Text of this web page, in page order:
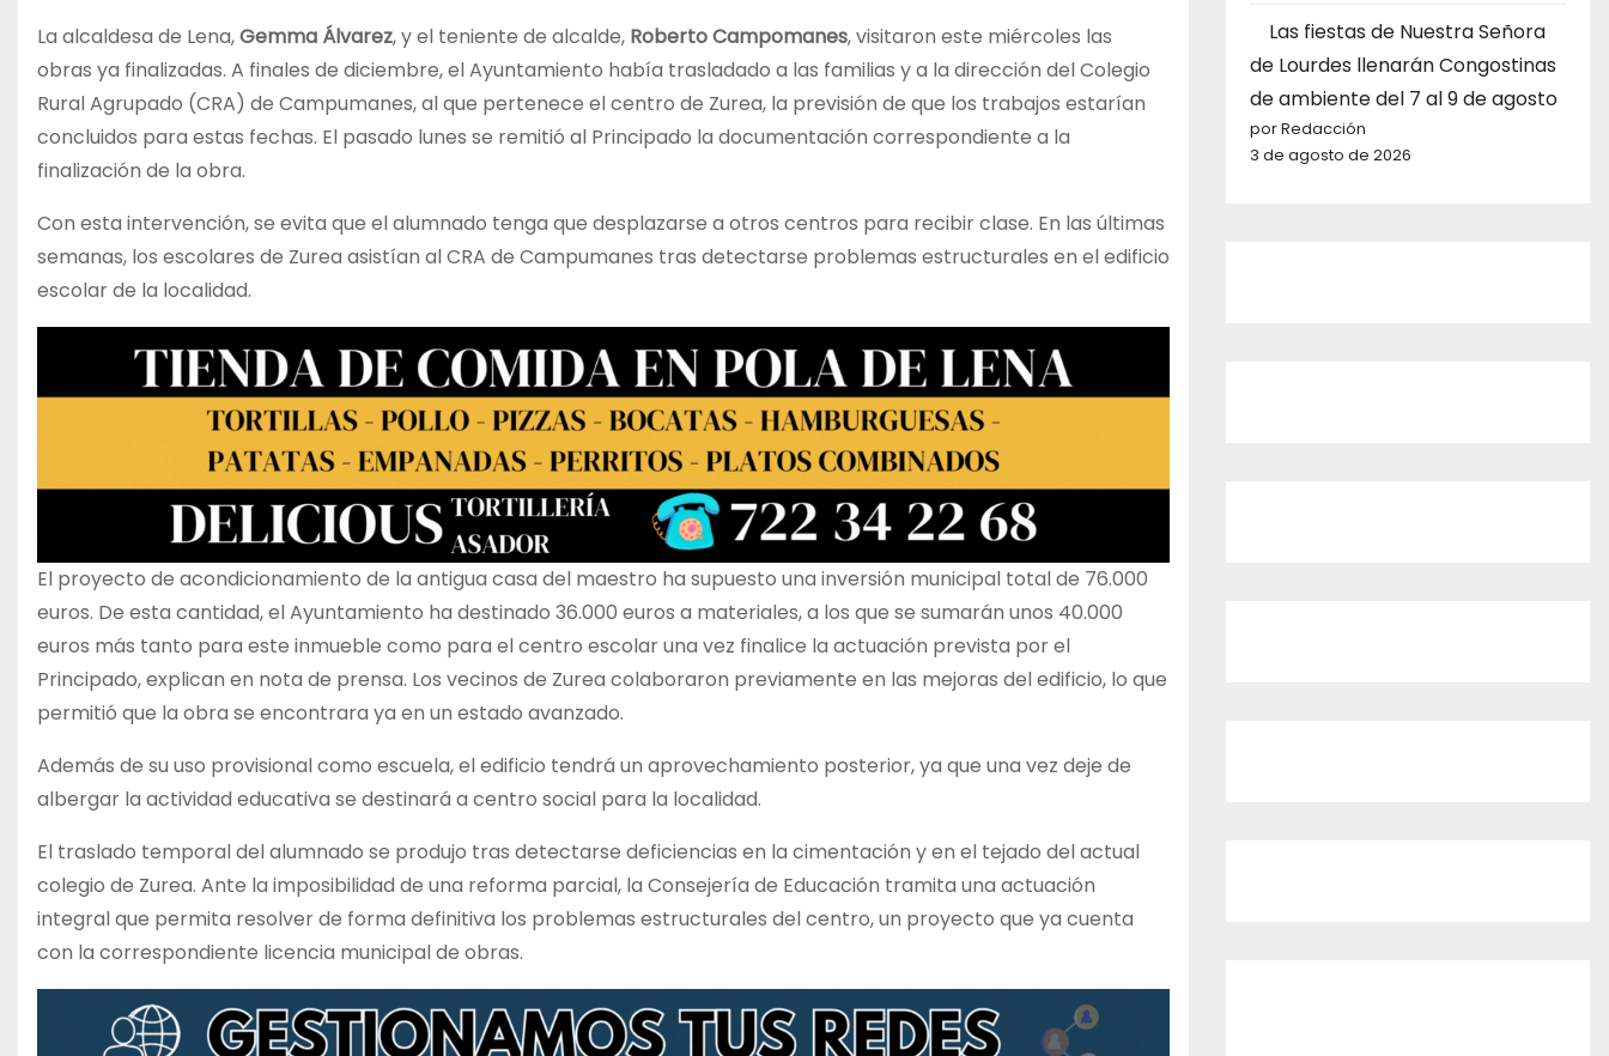
La alcaldesa de Lena,Gemma Álvarez, y el teniente de alcalde, Roberto Campomanes, visitaron este miércoles las
obras ya finalizadas. A finales de diciembre, el Ayuntamiento había trasladado a las familias y a la dirección del Colegio
Rural Agrupado (CRA) de Campumanes, al que pertenece el centro de Zurea, la previsión de que los trabajos estarían
concluidos para estas fechas. El pasado lunes se remitió al Principado la documentación correspondiente a la
finalización de la obra.
Con esta intervención, se evita que el alumnado tenga que desplazarse a otros centros para recibir clase. En las últimas
semanas, los escolares de Zurea asistían al CRA de Campumanes tras detectarse problemas estructurales en el edificio
escolar de la localidad.
El proyecto de acondicionamiento de la antigua casa del maestro ha supuesto una inversión municipal total de 76.000
euros. De esta cantidad, el Ayuntamiento ha destinado 36.000 euros a materiales, a los que se sumarán unos 40.000
euros más tanto para este inmueble como para el centro escolar una vez finalice la actuación prevista por el
Principado, explican en nota de prensa. Los vecinos de Zurea colaboraron previamente en las mejoras del edificio, lo que
permitió que la obra se encontrara ya en un estado avanzado.
Además de su uso provisional como escuela, el edificio tendrá un aprovechamiento posterior, ya que una vez deje de
albergar la actividad educativa se destinará a centro social para la localidad.
El traslado temporal del alumnado se produjo tras detectarse deficiencias en la cimentación y en el tejado del actual
colegio de Zurea. Ante la imposibilidad de una reforma parcial, la Consejería de Educación tramita una actuación
integral que permita resolver de forma definitiva los problemas estructurales del centro, un proyecto que ya cuenta
con la correspondiente licencia municipal de obras.
Las fiestas de Nuestra Señora
de Lourdes llenarán Congostinas
de ambiente del 7 al 9 de agosto
por Redacción
3 de agosto de 2026